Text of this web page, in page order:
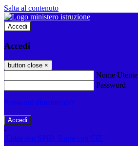
Salta al contenuto
Accedi
Accedi
button close ×
Nome Utente
Password
Password dimenticata?
-
Entra con SPID
Entra con CIE